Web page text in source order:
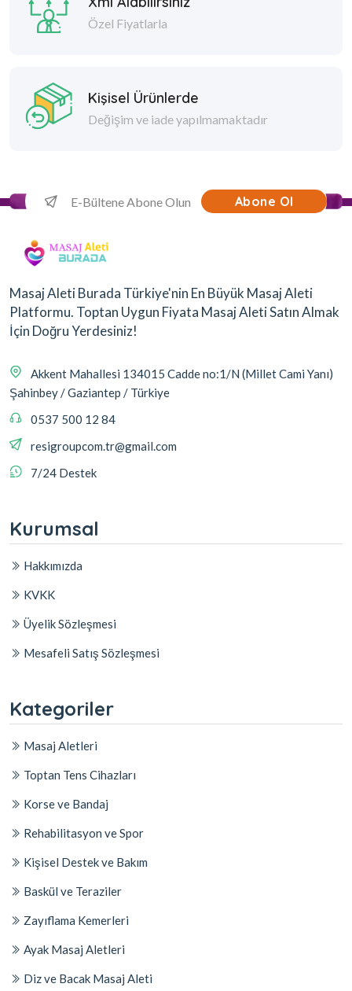
Özel Fiyatlarla
Kişisel Ürünlerde
Değişim ve iade yapılmamaktadır
Abone Ol
Masaj Aleti Burada Türkiye'nin En Büyük Masaj Aleti
Platformu. Toptan Uygun Fiyata Masaj Aleti Satın Almak
İçin Doğru Yerdesiniz!
Akkent Mahallesi 134015 Cadde no:1/N (Millet Cami Yanı)
Şahinbey / Gaziantep / Türkiye
0537 500 12 84
resigroupcom.tr@gmail.com
7/24 Destek
Kurumsal
Hakkımızda
KVKK
Üyelik Sözleşmesi
Mesafeli Satış Sözleşmesi
Kategoriler
Masaj Aletleri
Toptan Tens Cihazları
Korse ve Bandaj
Rehabilitasyon ve Spor
Kişisel Destek ve Bakım
Baskül ve Teraziler
Zayıflama Kemerleri
Ayak Masaj Aletleri
Diz ve Bacak Masaj Aleti